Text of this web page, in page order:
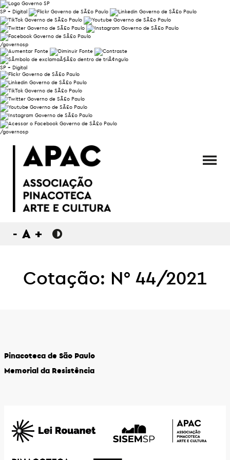
SP + Digital
/governosp
SP + Digital
/governosp
- A +
Cotação: N° 44/2021
Pinacoteca de São Paulo
Memorial da Resistência